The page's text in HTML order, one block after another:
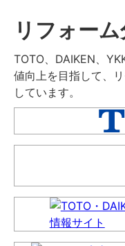
リフォー
TOTO、DAIKEN、
値向上を目指して、
しています。